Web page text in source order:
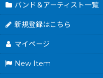
バンド＆アーティスト一覧
新規登録はこちら
マイページ
New Item